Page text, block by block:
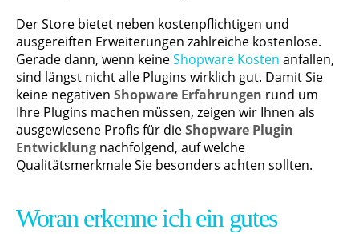
Der Store bietet neben kostenpflichtigen und
ausgereiften Erweiterungen zahlreiche kostenlose.
Gerade dann, wenn keineShopware Kosten anfallen,
sind längst nicht alle Plugins wirklich gut. Damit Sie
keine negativen Shopware Erfahrungen rund um
Ihre Plugins machen müssen, zeigen wir Ihnen als
ausgewiesene Profis für dieShopware Plugin
Entwicklung nachfolgend, auf welche
Qualitätsmerkmale Sie besonders achten sollten.
Woran erkenne ich ein gutes